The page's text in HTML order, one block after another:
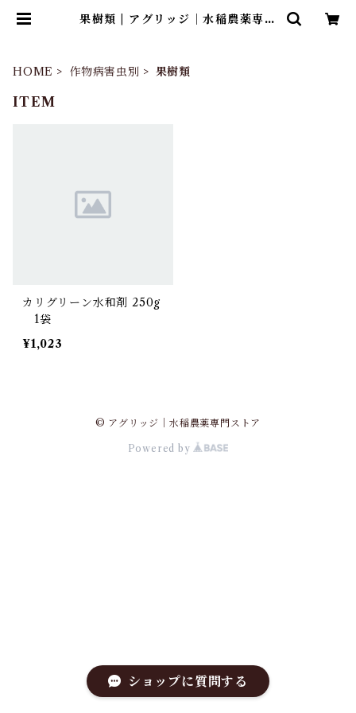
果樹類 | アグリッジ｜水稲農薬専門
HOME 作物病害虫別 果樹類
ITEM
カリグリーン水和剤 250g
1袋
¥1,023
© アグリッジ｜水稲農薬専門ストア
Powered by
ショップに質問する